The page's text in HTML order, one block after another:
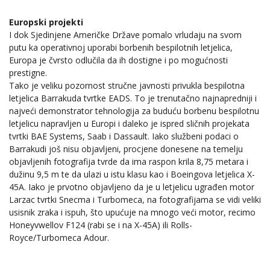
Europski projekti
I dok Sjedinjene Američke Države pomalo vrludaju na svom
putu ka operativnoj uporabi borbenih bespilotnih letjelica,
Europa je čvrsto odlučila da ih dostigne i po mogućnosti
prestigne.
Tako je veliku pozornost stručne javnosti privukla bespilotna
letjelica Barrakuda tvrtke EADS. To je trenutačno najnapredniji i
najveći demonstrator tehnologija za buduću borbenu bespilotnu
letjelicu napravljen u Europi i daleko je ispred sličnih projekata
tvrtki BAE Systems, Saab i Dassault. Iako službeni podaci o
Barrakudi još nisu objavljeni, procjene donesene na temelju
objavljenih fotografija tvrde da ima raspon krila 8,75 metara i
dužinu 9,5 m te da ulazi u istu klasu kao i Boeingova letjelica X-
45A. Iako je prvotno objavljeno da je u letjelicu ugrađen motor
Larzac tvrtki Snecma i Turbomeca, na fotografijama se vidi veliki
usisnik zraka i ispuh, što upućuje na mnogo veći motor, recimo
Honeyvwellov F124 (rabi se i na X-45A) ili Rolls-
Royce/Turbomeca Adour.